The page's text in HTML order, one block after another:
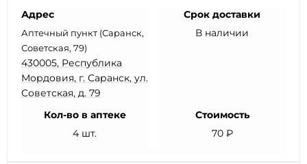
Адрес
Аптечный пункт (Саранск,
Советская, 79)
430005, Республика
Мордовия, г. Саранск, ул.
Советская, д. 79
Срок доставки
В наличии
Кол-во в аптеке
4 шт.
Стоимость
70 ₽